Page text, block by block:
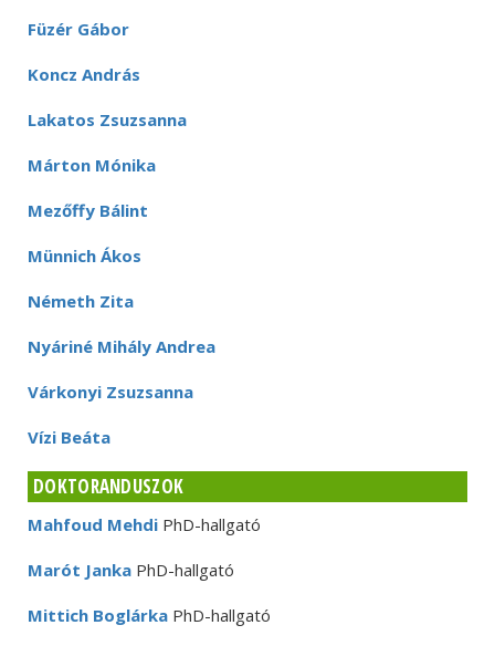
Füzér Gábor
Koncz András
Lakatos Zsuzsanna
Márton Mónika
Mezőffy Bálint
Münnich Ákos
Németh Zita
Nyáriné Mihály Andrea
Várkonyi Zsuzsanna
Vízi Beáta
DOKTORANDUSZOK
Mahfoud Mehdi PhD-hallgató
Marót Janka PhD-hallgató
Mittich Boglárka PhD-hallgató